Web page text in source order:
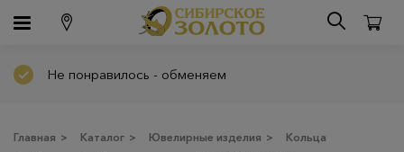
Не понравилось - обменяем
Главная > Каталог > Ювелирные изделия >
Кольца